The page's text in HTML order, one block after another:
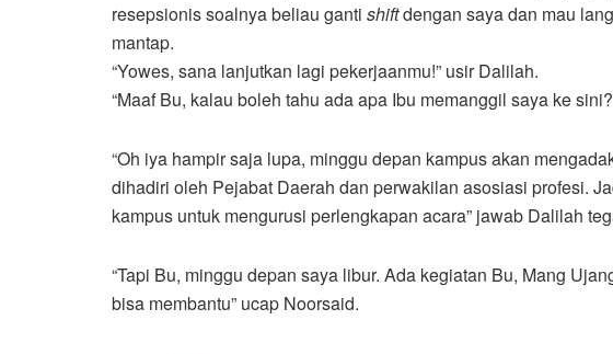
resepsionis soalnya beliau ganti shiftdengan saya dan mau
mantap.
“Yowes, sana lanjutkan lagi pekerjaanmu!” usir Dalilah.
“Maaf Bu, kalau boleh tahu ada apa Ibu memanggil saya ke
“Oh iya hampir saja lupa, minggu depan kampus akan
dihadiri oleh Pejabat Daerah dan perwakilan asosiasi profesi.
kampus untuk mengurusi perlengkapan acara” jawab Dalilah
“Tapi Bu, minggu depan saya libur. Ada kegiatan Bu, Mang
bisa membantu” ucap Noorsaid.